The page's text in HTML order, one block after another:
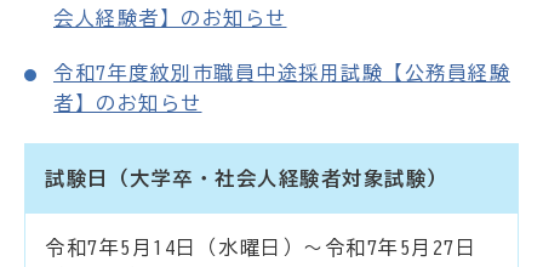
会人経験者】のお知らせ
令和7年度紋別市職員中途採用試験【公務員経験
者】のお知らせ
試験日（大学卒・社会人経験者対象試験）
令和7年5月14日（水曜日）～令和7年5月27日